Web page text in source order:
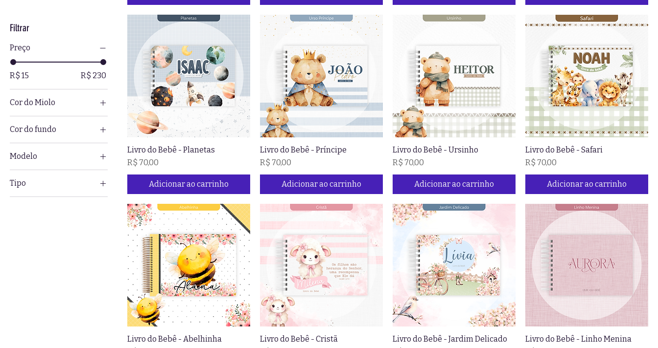
Filtrar
Preço
R$ 15 R$ 230
Cor do Miolo
Cor do fundo
Modelo
Coração
Redondo
Tipo
Nova
Livro do Bebê - Planetas
Preço
R$ 70,00
Adicionar ao carrinho
Livro do Bebê - Príncipe
Preço
R$ 70,00
Adicionar ao carrinho
Livro do Bebê - Ursinho
Preço
R$ 70,00
Adicionar ao carrinho
Livro do Bebê - Safari
Preço
R$ 70,00
Adicionar ao carrinho
Livro do Bebê - Abelhinha
Livro do Bebê - Cristã
Livro do Bebê - Jardim Delicado
Livro do Bebê - Linho Menina